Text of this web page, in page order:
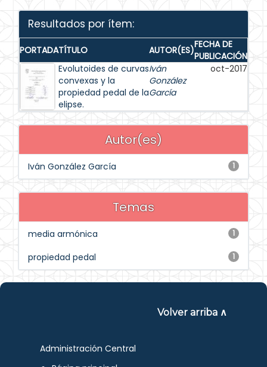
Resultados por ítem:
PORTADATÍTULO AUTOR(ES)FECHA DE
PUBLICACIÓN
Evolutoides de curvas
convexas y la
propiedad pedal de la
elipse.
Iván
González
García
oct-2017
Autor(es)
1
Iván González García
Temas
1
media armónica
1
propiedad pedal
Volver arriba ∧
Administración Central